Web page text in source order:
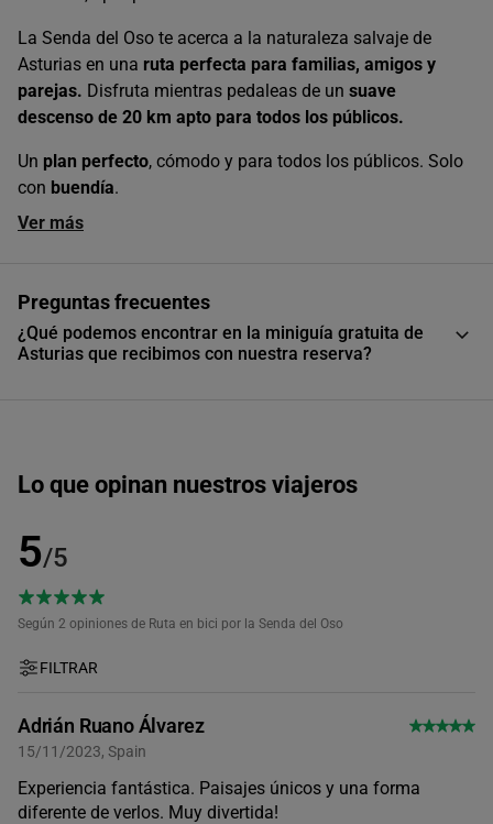
La Senda del Oso te acerca a la naturaleza salvaje de
Asturias en una ruta perfecta para familias, amigos y
parejas. Disfruta mientras pedaleas de un suave
descenso de 20 km apto para todos los públicos.
Un plan perfecto, cómodo y para todos los públicos. Solo
con buendía.
Ver más
Preguntas frecuentes
¿Qué podemos encontrar en la miniguía gratuita de
Asturias que recibimos con nuestra reserva?
Lo que opinan nuestros viajeros
5/5
Según 2 opiniones de Ruta en bici por la Senda del Oso
FILTRAR
Adrián Ruano Álvarez
15/11/2023, Spain
Experiencia fantástica. Paisajes únicos y una forma
diferente de verlos. Muy divertida!